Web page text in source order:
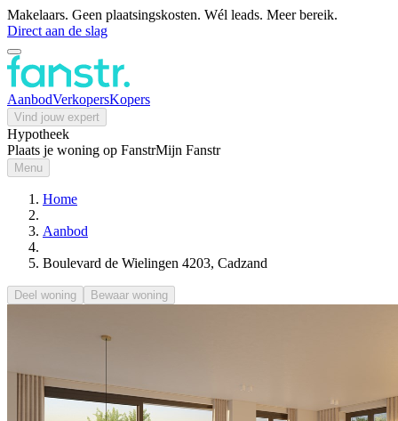
Makelaars. Geen plaatsingskosten. Wél leads. Meer bereik.
Direct aan de slag
AanbodVerkopersKopers
Vind jouw expert
Hypotheek
Plaats je woning op FanstrMijn Fanstr
Menu
Home
Aanbod
Boulevard de Wielingen 4203, Cadzand
Deel woning Bewaar woning